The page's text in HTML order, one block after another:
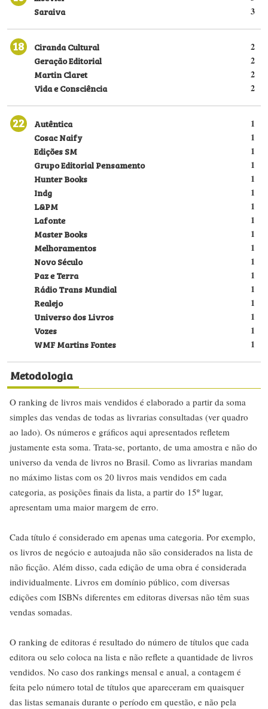
3
Saraiva
18 2
Ciranda Cultural
2
Geração Editorial
2
Martin Claret
2
Vida e Consciência
22 1
Autêntica
1
Cosac Naify
1
Edições SM
1
Grupo Editorial Pensamento
1
Hunter Books
1
Indg
1
L&PM
1
Lafonte
1
Master Books
1
Melhoramentos
1
Novo Século
1
Paz e Terra
1
Rádio Trans Mundial
1
Realejo
1
Universo dos Livros
1
Vozes
1
WMF Martins Fontes
Metodologia
O ranking de livros mais vendidos é elaborado a partir da soma
simples das vendas de todas as livrarias consultadas (ver quadro
ao lado). Os números e gráficos aqui apresentados refletem
justamente esta soma. Trata-se, portanto, de uma amostra e não do
universo da venda de livros no Brasil. Como as livrarias mandam
no máximo listas com os 20 livros mais vendidos em cada
categoria, as posições finais da lista, a partir do 15º lugar,
apresentam uma maior margem de erro.
Cada título é considerado em apenas uma categoria. Por exemplo,
os livros de negócio e autoajuda não são considerados na lista de
não ficção. Além disso, cada edição de uma obra é considerada
individualmente. Livros em domínio público, com diversas
edições com ISBNs diferentes em editoras diversas não têm suas
vendas somadas.
O ranking de editoras é resultado do número de títulos que cada
editora ou selo coloca na lista e não reflete a quantidade de livros
vendidos. No caso dos rankings mensal e anual, a contagem é
feita pelo número total de títulos que apareceram em quaisquer
das listas semanais durante o período em questão, e não pela